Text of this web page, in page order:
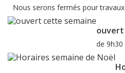
Nous serons fermés pour
de 9h30